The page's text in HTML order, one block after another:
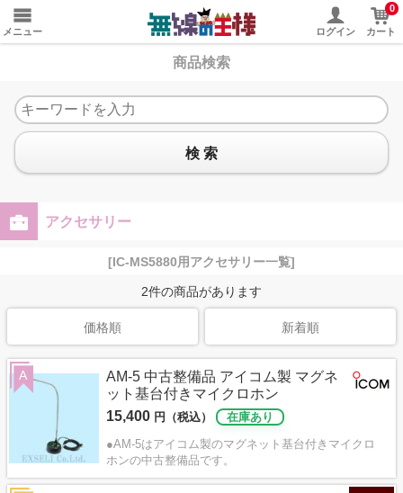
メニュー ログイン
0
カート
商品検索
検 索
アクセサリー
[IC-MS5880用アクセサリー一覧]
2件の商品があります
価格順 新着順
AM-5 中古整備品 アイコム製 マグネ
ット基台付きマイクロホン
15,400 円（税込）
在庫あり
●AM-5はアイコム製のマグネット基台付きマイクロ
ホンの中古整備品です。
A